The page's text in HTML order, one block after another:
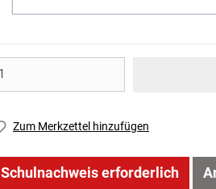
Zum Merkzettel hinzufügen
Schulnachweis erforderlich